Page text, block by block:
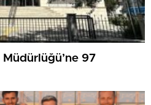
97